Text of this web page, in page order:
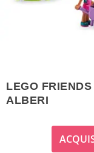
LEGO
ALBERI